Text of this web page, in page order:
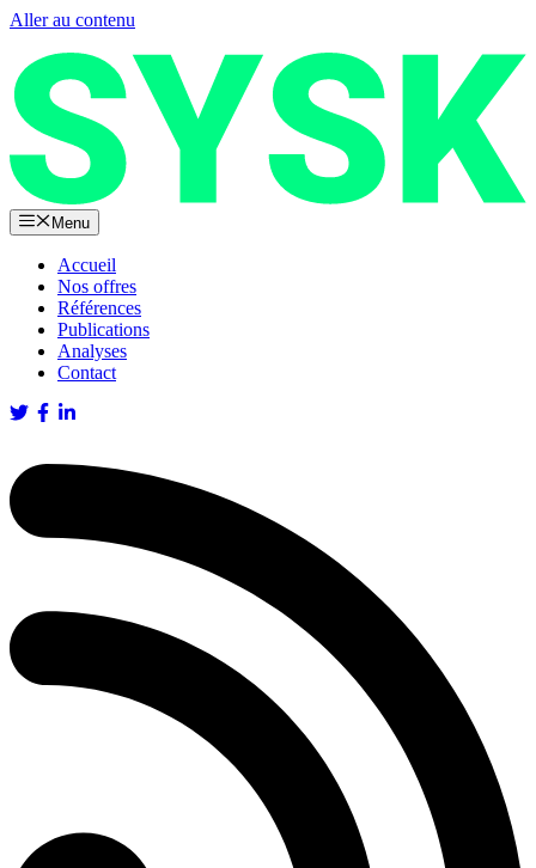
Aller au contenu
Menu
Accueil
Nos offres
Références
Publications
Analyses
Contact